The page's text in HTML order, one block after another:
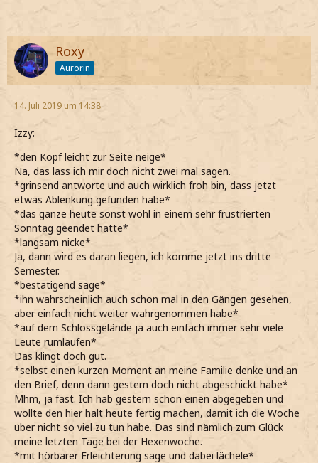
Roxy
Aurorin
14. Juli 2019 um 14:38
Izzy:
*den Kopf leicht zur Seite neige*
Na, das lass ich mir doch nicht zwei mal sagen.
*grinsend antworte und auch wirklich froh bin, dass jetzt
etwas Ablenkung gefunden habe*
*das ganze heute sonst wohl in einem sehr frustrierten
Sonntag geendet hätte*
*langsam nicke*
Ja, dann wird es daran liegen, ich komme jetzt ins dritte
Semester.
*bestätigend sage*
*ihn wahrscheinlich auch schon mal in den Gängen gesehen,
aber einfach nicht weiter wahrgenommen habe*
*auf dem Schlossgelände ja auch einfach immer sehr viele
Leute rumlaufen*
Das klingt doch gut.
*selbst einen kurzen Moment an meine Familie denke und an
den Brief, denn dann gestern doch nicht abgeschickt habe*
Mhm, ja fast. Ich hab gestern schon einen abgegeben und
wollte den hier halt heute fertig machen, damit ich die Woche
über nicht so viel zu tun habe. Das sind nämlich zum Glück
meine letzten Tage bei der Hexenwoche.
*mit hörbarer Erleichterung sage und dabei lächele*